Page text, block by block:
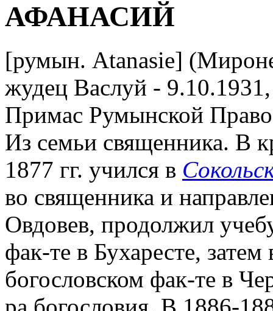
АФАНАСИЙ
[румын. Atanasie]
жудец Васлуй -
Примас Румынской
Из семьи священника. В
1877 гг. учился в
во священника и
Овдовев, продолжил
фак-те в Бухаресте,
богословском фак-те в